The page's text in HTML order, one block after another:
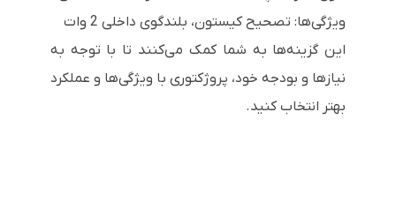
ویژگی‌ها: تصحیح کیستون، بلندگوی داخلی 2 وات
این گزینه‌ها به شما کمک می‌کنند تا با توجه به
نیازها و بودجه خود، پروژکتوری با ویژگی‌ها و عملکرد
بهتر انتخاب کنید.